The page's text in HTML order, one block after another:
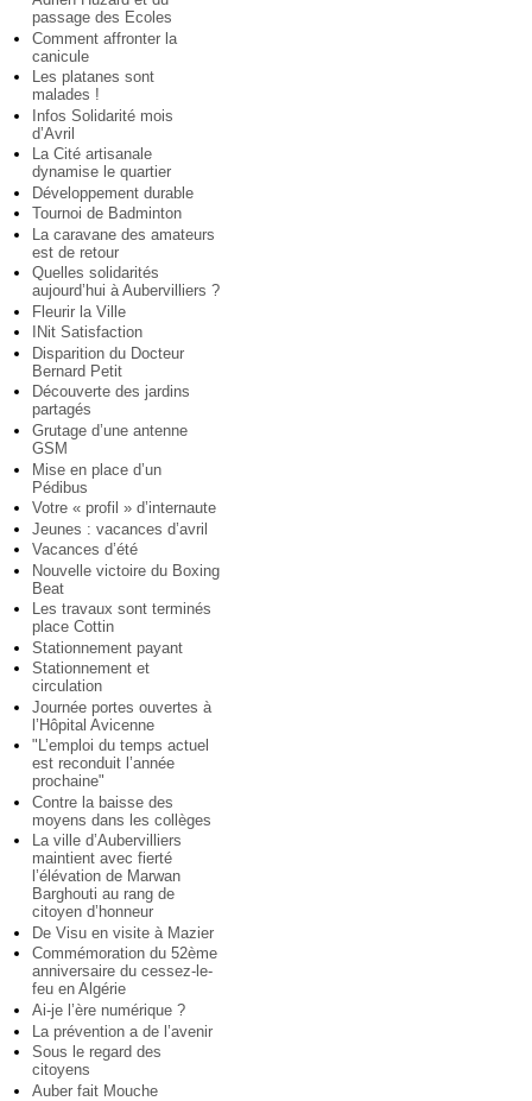
passage des Ecoles
Comment affronter la
canicule
Les platanes sont
malades !
Infos Solidarité mois
d’Avril
La Cité artisanale
dynamise le quartier
Développement durable
Tournoi de Badminton
La caravane des amateurs
est de retour
Quelles solidarités
aujourd’hui à Aubervilliers ?
Fleurir la Ville
INit Satisfaction
Disparition du Docteur
Bernard Petit
Découverte des jardins
partagés
Grutage d’une antenne
GSM
Mise en place d’un
Pédibus
Votre « profil » d’internaute
Jeunes : vacances d’avril
Vacances d’été
Nouvelle victoire du Boxing
Beat
Les travaux sont terminés
place Cottin
Stationnement payant
Stationnement et
circulation
Journée portes ouvertes à
l’Hôpital Avicenne
"L’emploi du temps actuel
est reconduit l’année
prochaine"
Contre la baisse des
moyens dans les collèges
La ville d’Aubervilliers
maintient avec fierté
l’élévation de Marwan
Barghouti au rang de
citoyen d’honneur
De Visu en visite à Mazier
Commémoration du 52ème
anniversaire du cessez-le-
feu en Algérie
Ai-je l’ère numérique ?
La prévention a de l’avenir
Sous le regard des
citoyens
Auber fait Mouche